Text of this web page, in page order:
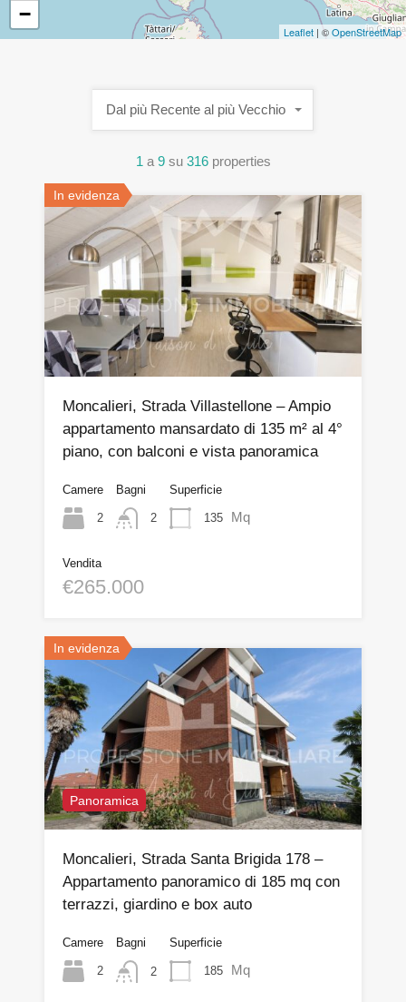
−
Leaflet | ©OpenStreetMap
1 a 9 su 316 properties
Dal più Recente al più Vecchio
In evidenza
Moncalieri, Strada Villastellone – Ampio
appartamento mansardato di 135 m² al 4°
piano, con balconi e vista panoramica
Camere
2
Bagni
2
Superficie
135 Mq
Vendita
€265.000
In evidenza
Panoramica
Moncalieri, Strada Santa Brigida 178 –
Appartamento panoramico di 185 mq con
terrazzi, giardino e box auto
Camere
2
Bagni
2
Superficie
185 Mq